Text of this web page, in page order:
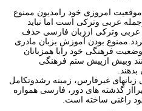
امروزی خود رامدیون ممنوع
عربی وترکی است اما نباید
عربی وترکی اززبان فارسی حذف
بودن آموزش بزبان مادری
فرهنگی خود رابا همزبانان
وبیش ازپیش ستم فرهنگی
غیرفارس، زمینه رشدوتکامل
گذشته های دور، فارسی همواره
راغنی ساخته است.